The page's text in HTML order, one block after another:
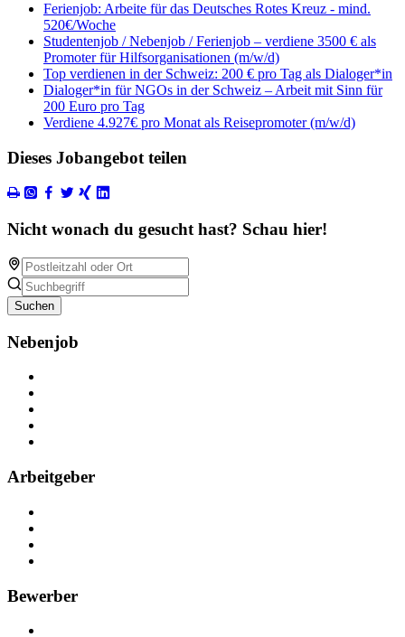
Ferienjob: Arbeite für das Deutsches Rotes Kreuz - mind.
520€/Woche
Studentenjob / Nebenjob / Ferienjob – verdiene 3500 € als
Promoter für Hilfsorganisationen (m/w/d)
Top verdienen in der Schweiz: 200 € pro Tag als Dialoger*in
Dialoger*in für NGOs in der Schweiz – Arbeit mit Sinn für
200 Euro pro Tag
Verdiene 4.927€ pro Monat als Reisepromoter (m/w/d)
Dieses Jobangebot teilen
Nicht wonach du gesucht hast? Schau hier!
Suchen
Nebenjob
Arbeitgeber
Bewerber